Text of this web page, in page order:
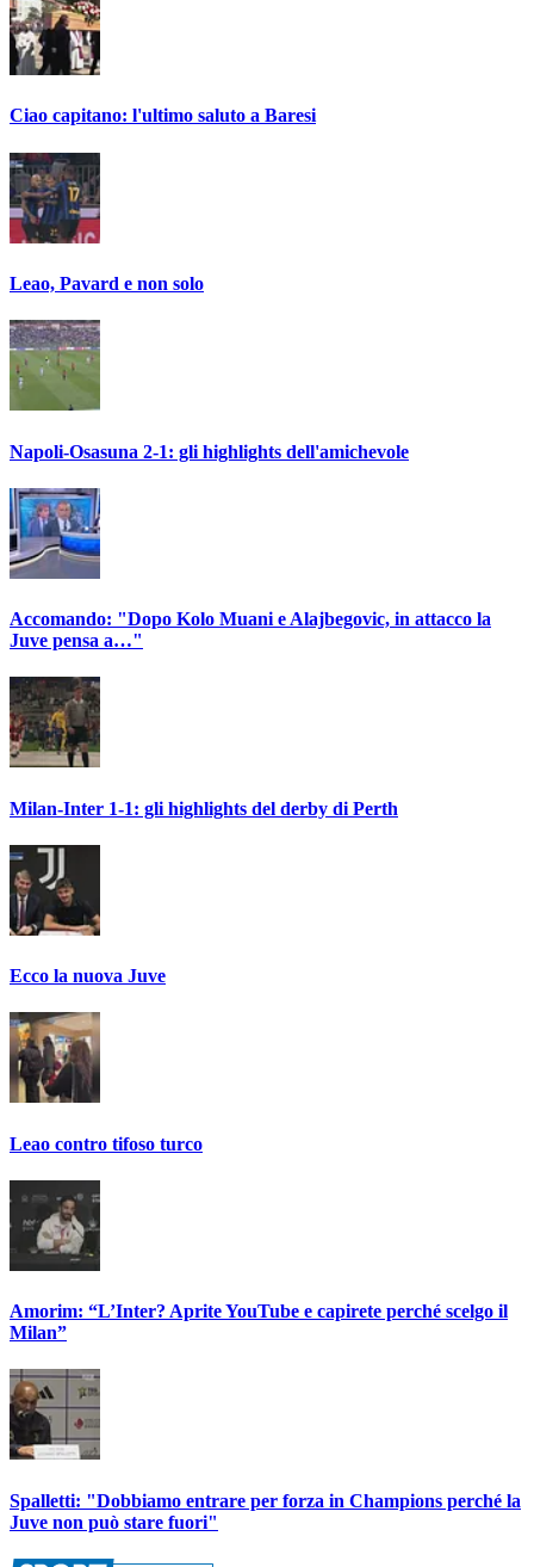
Ciao capitano: l'ultimo saluto a Baresi
Leao, Pavard e non solo
Napoli-Osasuna 2-1: gli highlights dell'amichevole
Accomando: "Dopo Kolo Muani e Alajbegovic, in attacco la
Juve pensa a…"
Milan-Inter 1-1: gli highlights del derby di Perth
Ecco la nuova Juve
Leao contro tifoso turco
Amorim: “L’Inter? Aprite YouTube e capirete perché scelgo il
Milan”
Spalletti: "Dobbiamo entrare per forza in Champions perché la
Juve non può stare fuori"